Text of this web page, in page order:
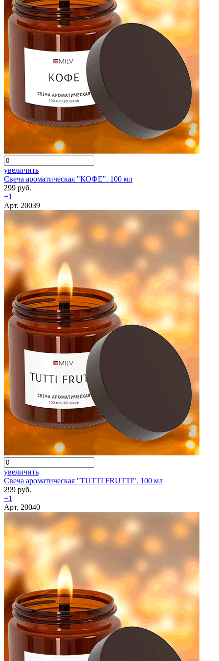
увеличить
Свеча ароматическая "КОФЕ". 100 мл
299 руб.
+1
Арт. 20039
увеличить
Свеча ароматическая "TUTTI FRUTTI". 100 мл
299 руб.
+1
Арт. 20040